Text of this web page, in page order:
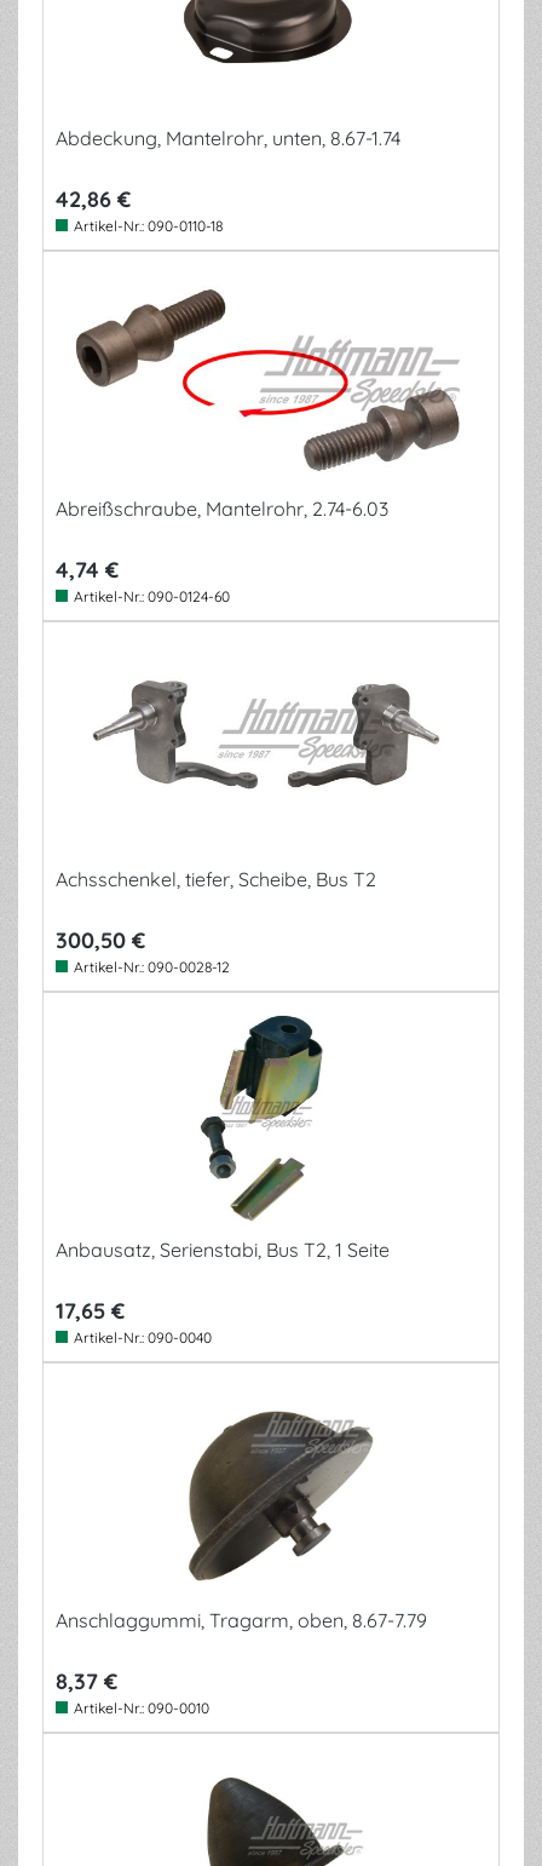
Abdeckung, Mantelrohr, unten, 8.67-1.74
42,86 €
Artikel-Nr.: 090-0110-18
Abreißschraube, Mantelrohr, 2.74-6.03
4,74 €
Artikel-Nr.: 090-0124-60
Achsschenkel, tiefer, Scheibe, Bus T2
300,50 €
Artikel-Nr.: 090-0028-12
Anbausatz, Serienstabi, Bus T2, 1 Seite
17,65 €
Artikel-Nr.: 090-0040
Anschlaggummi, Tragarm, oben, 8.67-7.79
8,37 €
Artikel-Nr.: 090-0010